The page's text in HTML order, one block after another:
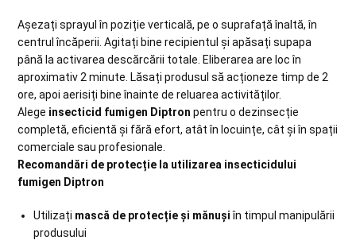
Așezați sprayul în poziție verticală, pe o suprafață înaltă, în
centrul încăperii. Agitați bine recipientul și apăsați supapa
până la activarea descărcării totale. Eliberarea are loc în
aproximativ 2 minute. Lăsați produsul să acționeze timp de 2
ore, apoi aerisiți bine înainte de reluarea activităților.
Alege insecticid fumigen Diptron pentru o dezinsecție
completă, eficientă și fără efort, atât în locuințe, cât și în spații
comerciale sau profesionale.
Recomandări de protecție la utilizarea insecticidului
fumigen Diptron
Utilizați mască de protecție și mănușiîn timpul manipulării
produsului